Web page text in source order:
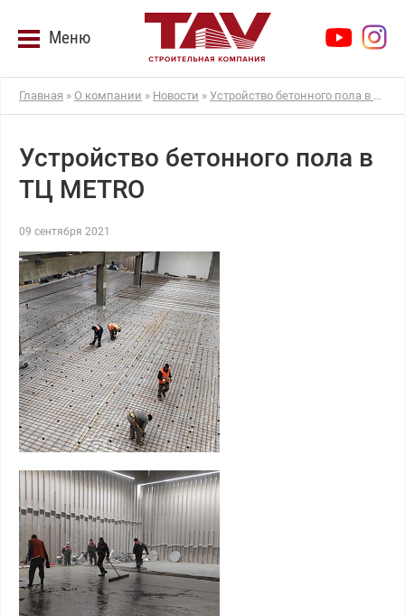
Меню
Главная » О компании » Новости » Устройство бетонного пола в ТЦ METRO
Устройство бетонного пола в
ТЦ METRO
09 сентября 2021